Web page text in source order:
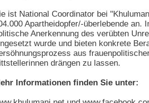
ist National Coordinator bei
Apartheidopfer/-überlebende
Anerkennung des verübten
wurde und bieten konkrete
aus
drängen zu lassen.
Informationen finden Sie unter: